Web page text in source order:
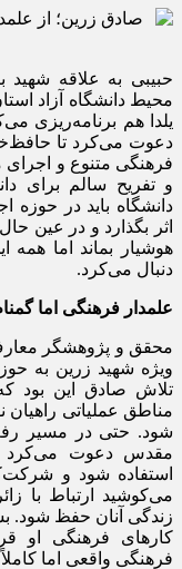
حبیبی به علاقه شهید
محیط دانشگاه آزاد
یلدا هم برنامه‌ریزی
دعوت می‌کرد تا
فرهنگی متنوع و
و تفریح سالم برای
دانشگاه باید در حوزه
اثر بگذارد و در عین
هوشیار بماند اما همه
دنبال می‌کرد.
علمدار فرهنگی اما
محقق و پژوهشگر
ویژه شهید زرین به
تلاش صادق این بود
مناطق عملیاتی
شود. حتی در مسیر
مقدس دعوت می‌کرد
استفاده شود و
می‌کوشید ارتباط با
زندگی آنان حفظ شود.
کارهای فرهنگی او
فرهنگی واقعی اما